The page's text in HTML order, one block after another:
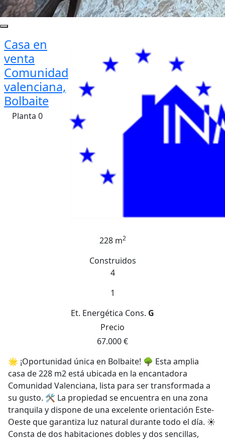
Casa en
venta
Comunidad
valenciana,
Bolbaite
Planta 0
228 m2
Construidos
4
1
Et. Energética Cons. G
Precio
67.000 €
🌟 ¡Oportunidad única en Bolbaite! 🌳 Esta amplia
casa de 228 m2 está ubicada en la encantadora
Comunidad Valenciana, lista para ser transformada a
su gusto. 🛠️ La propiedad se encuentra en una zona
tranquila y dispone de una excelente orientación Este-
Oeste que garantiza luz natural durante todo el día. ☀️
Consta de dos habitaciones dobles y dos sencillas,